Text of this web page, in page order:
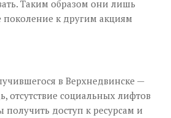
Таким образом они лишь
к другим акциям
в Верхнедвинске —
отсутствие социальных лифтов
доступ к ресурсам и